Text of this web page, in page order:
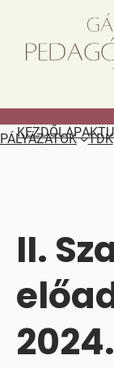
KEZDŐLAP
PÁLYÁZATOK TDK
II.